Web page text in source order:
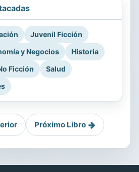
Juvenil Ficción
y Negocios
Historia
Ficción
Salud
Próximo Libro